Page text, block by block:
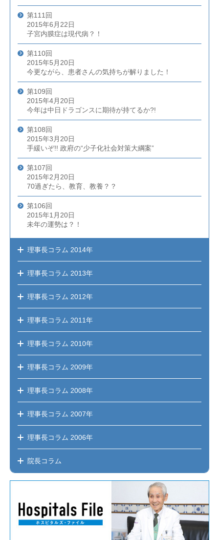
第111回
2015年6月22日
子宮内膜症は現代病？！
第110回
2015年5月20日
今更ながら、患者さんの気持ちが解りました！
第109回
2015年4月20日
今年は中日ドラゴンスに期待が持てるか?!
第108回
2015年3月20日
手緩いぞ!! 政府の“少子化社会対策大綱案”
第107回
2015年2月20日
70過ぎたら、教育、教養？？
第106回
2015年1月20日
未年の運勢は？！
理事長コラム 2014年
理事長コラム 2013年
理事長コラム 2012年
理事長コラム 2011年
理事長コラム 2010年
理事長コラム 2009年
理事長コラム 2008年
理事長コラム 2007年
理事長コラム 2006年
院長コラム